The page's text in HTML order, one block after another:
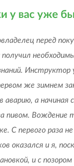
у вас уже
перед
Инструктор
же зимнем
аварию, а начиная с
пивом. Вождение
С первого раза не
оказался и я,
и с